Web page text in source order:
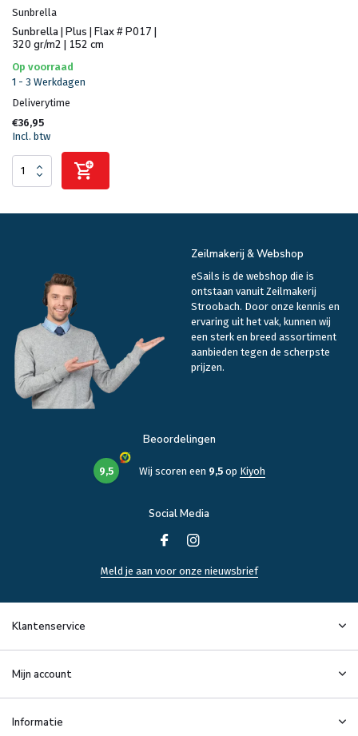
Sunbrella
Sunbrella | Plus | Flax # P017 |
320 gr/m2 | 152 cm
Op voorraad
1 - 3 Werkdagen
Deliverytime
€36,95
Incl. btw
Zeilmakerij & Webshop
eSails is de webshop die is
ontstaan vanuit Zeilmakerij
Stroobach. Door onze kennis en
ervaring uit het vak, kunnen wij
een sterk en breed assortiment
aanbieden tegen de scherpste
prijzen.
Beoordelingen
9,5 Wij scoren een 9,5op Kiyoh
Social Media
Meld je aan voor onze nieuwsbrief
Klantenservice
Mijn account
Informatie